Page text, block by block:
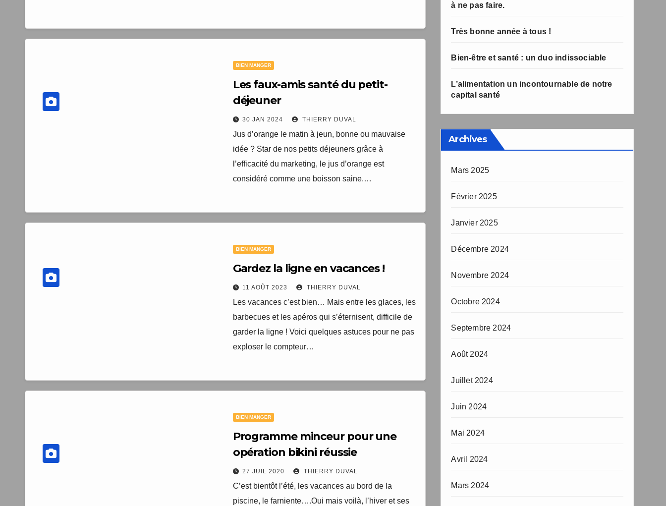
BIEN MANGER
Les faux-amis santé du petit-
déjeuner
30 JAN 2024 THIERRY DUVAL
Jus d’orange le matin à jeun, bonne ou mauvaise
idée ? Star de nos petits déjeuners grâce à
l’efficacité du marketing, le jus d’orange est
considéré comme une boisson saine.…
BIEN MANGER
Gardez la ligne en vacances !
11 AOÛT 2023 THIERRY DUVAL
Les vacances c’est bien… Mais entre les glaces, les
barbecues et les apéros qui s’éternisent, difficile de
garder la ligne ! Voici quelques astuces pour ne pas
exploser le compteur…
BIEN MANGER
Programme minceur pour une
opération bikini réussie
27 JUIL 2020 THIERRY DUVAL
C’est bientôt l’été, les vacances au bord de la
piscine, le farniente….Oui mais voilà, l’hiver et ses
à ne pas faire.
Très bonne année à tous !
Bien-être et santé : un duo indissociable
L’alimentation un incontournable de notre
capital santé
Archives
Mars 2025
Février 2025
Janvier 2025
Décembre 2024
Novembre 2024
Octobre 2024
Septembre 2024
Août 2024
Juillet 2024
Juin 2024
Mai 2024
Avril 2024
Mars 2024